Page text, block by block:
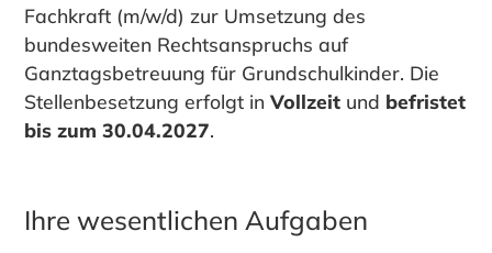
Fachkraft (m/w/d) zur Umsetzung des
bundesweiten Rechtsanspruchs auf
Ganztagsbetreuung für Grundschulkinder. Die
Stellenbesetzung erfolgt inVollzeit und befristet
bis zum 30.04.2027.
Ihre wesentlichen Aufgaben